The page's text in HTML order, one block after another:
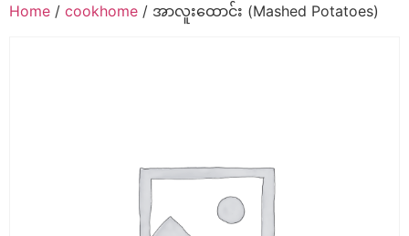
Home / cookhome / အာလူးထောင်း (Mashed Potatoes)